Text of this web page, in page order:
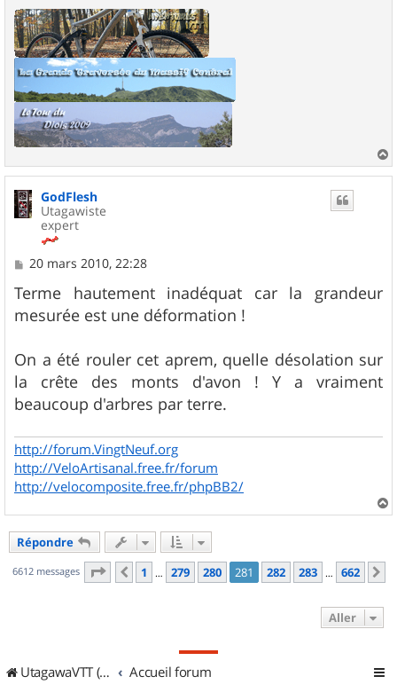
a
GodFlesh
Utagawiste
expert
M
s
s
a
20 mars 2010, 22:28
Terme hautement inadéquat car la grandeur
mesurée est une déformation !
On a été rouler cet aprem, quelle désolation sur
la crête des monts d'avon ! Y a vraiment
beaucoup d'arbres par terre.
http://forum.VingtNeuf.org
http://VeloArtisanal.free.fr/forum
http://velocomposite.free.fr/phpBB2/
a
Répondre
6612 messages Page 281 sur662
Précédent
1 … 279 280 281 282 283 … 662
Aller
UtagawaVTT (Randos VTT et VTTAE avec traces GPS) Accueil forum